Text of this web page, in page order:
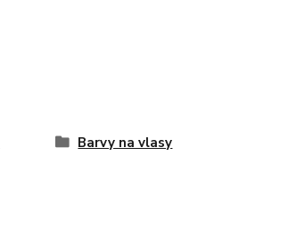
Barvy na vlasy